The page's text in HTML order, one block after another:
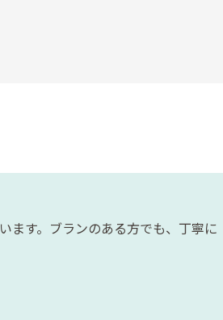
ます。ブランのある方でも、丁寧に